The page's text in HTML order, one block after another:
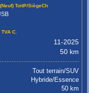
ToitP/SiègeCh
TVA C.
11-2025
50 km
Tout terrain/SUV
Hybride/Essence
50 km